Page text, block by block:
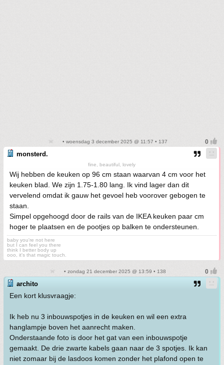
• woensdag 3 december 2025 @ 11:57 • 137
monsterd.
fine, beautiful, lovely
Wij hebben de keuken op 96 cm staan waarvan 4 cm voor het
keuken blad. We zijn 1.75-1.80 lang. Ik vind lager dan dit
vervelend omdat ik gauw het gevoel heb voorover gebogen te
staan.
Simpel opgehoogd door de rails van de IKEA keuken paar cm
hoger te plaatsen en de pootjes op balken te ondersteunen.
baby you're not here
but I can feel you there
think I better body up
ooo, it's that magic touch.
• zondag 21 december 2025 @ 13:59 • 138
archito
Een kort klusvraagje:
Ik heb nu 3 inbouwspotjes in de keuken en wil een extra
hanglampje boven het aanrecht maken.
Onderstaande foto is door het gat van een inbouwspotje
gemaakt. De drie zwarte kabels gaan naar de 3 spotjes. Ik kan
niet zomaar bij de lasdoos komen zonder het plafond open te